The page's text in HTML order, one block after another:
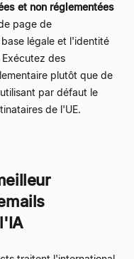
et non réglementées
page de
légale et l'identité
des
plutôt que de
par défaut le
de l'UE.